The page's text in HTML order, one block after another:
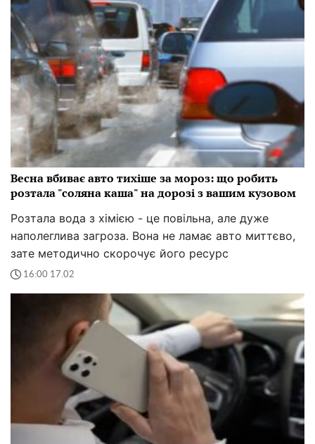
Весна вбиває авто тихіше за мороз: що робить
розтала "соляна каша" на дорозі з вашим кузовом
Розтала вода з хімією - це повільна, але дуже
наполеглива загроза. Вона не ламає авто миттєво,
зате методично скорочує його ресурс
16:00 17.02